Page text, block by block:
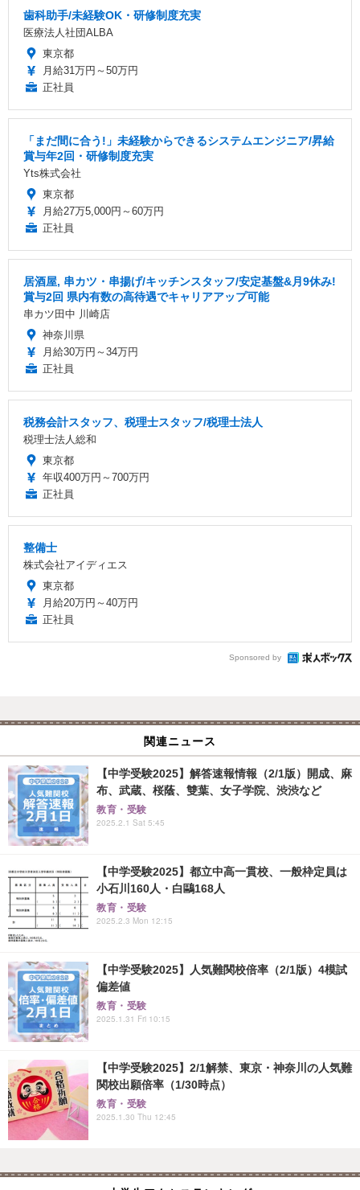
歯科助手/未経験OK・研修制度充実
医療法人社団ALBA
東京都
月給31万円～50万円
正社員
「まだ間に合う!」未経験からできるシステムエンジニア/昇給
賞与年2回・研修制度充実
Yts株式会社
東京都
月給27万5,000円～60万円
正社員
居酒屋, 串カツ・串揚げ/キッチンスタッフ/安定基盤&月9休み!
賞与2回 県内有数の高待遇でキャリアアップ可能
串カツ田中 川崎店
神奈川県
月給30万円～34万円
正社員
税務会計スタッフ、税理士スタッフ/税理士法人
税理士法人総和
東京都
年収400万円～700万円
正社員
整備士
株式会社アイディエス
東京都
月給20万円～40万円
正社員
Sponsored by
関連ニュース
【中学受験2025】解答速報情報（2/1版）開成、麻
布、武蔵、桜蔭、雙葉、女子学院、渋渋など
教育・受験
2025.2.1 Sat 5:45
【中学受験2025】都立中高一貫校、一般枠定員は
小石川160人・白鷗168人
教育・受験
2025.2.3 Mon 12:15
【中学受験2025】人気難関校倍率（2/1版）4模試
偏差値
教育・受験
2025.1.31 Fri 10:15
【中学受験2025】2/1解禁、東京・神奈川の人気難
関校出願倍率（1/30時点）
教育・受験
2025.1.30 Thu 12:45